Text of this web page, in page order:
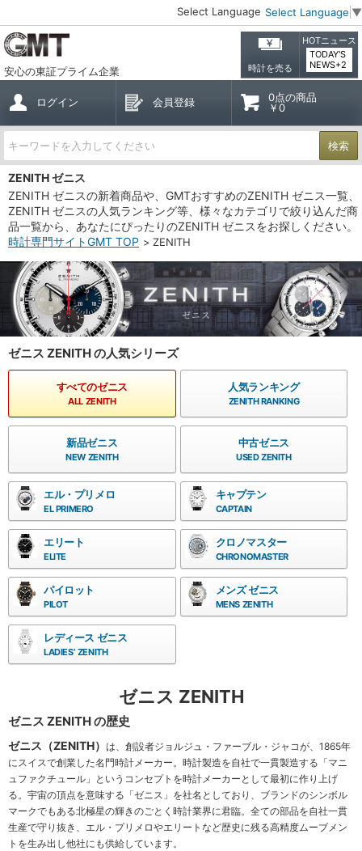
Select Language Select Language ▼
安心の東証プライム企業 時計を売る
HOTニュース
TODAY'S
NEWS+2
ログイン 会員登録
0点の商品
￥0
検索
ZENITH ゼニス
ZENITH ゼニスの新着商品や、GMTおすすめのZENITH ゼニス一覧、
ZENITH ゼニスの人気ランキング等、様々なカテゴリで絞り込んだ商
品一覧から、あなたにぴったりのZENITH ゼニスをお探しください。
時計専門サイトGMT TOP
ZENITH
ゼニス ZENITH の人気シリーズ
すべてのゼニス
ALL ZENITH
人気ランキング
ZENITH RANKING
新品ゼニス
NEW ZENITH
中古ゼニス
USED ZENITH
エル・プリメロ
EL PRIMERO
キャプテン
CAPTAIN
エリート
ELITE
クロノマスター
CHRONOMASTER
パイロット
PILOT
メンズ ゼニス
MENS ZENITH
レディース ゼニス
LADIES’ ZENITH
ゼニス ZENITH
ゼニス ZENITH の歴史
ゼニス（ZENITH） は、創設者ジョルジュ・ファーブル・ジャコが、1865年
にスイスで創業した名門時計メーカー。時計製造を自社で一貫製造する「マニ
ュファクチュール 」というコンセプトを時計メーカーとして最初に作り上げ
る。宇宙の頂点を意味する「ゼニス 」を社名としており、ブランドのシンボル
マークでもある北極星の輝きのごとく時計業界に君臨。全ての部品を自社一貫
生産で守り抜き、 エル・プリメロやエリート など歴史に残る高精度ムーブメン
トを生み出し他社にも供給しています。